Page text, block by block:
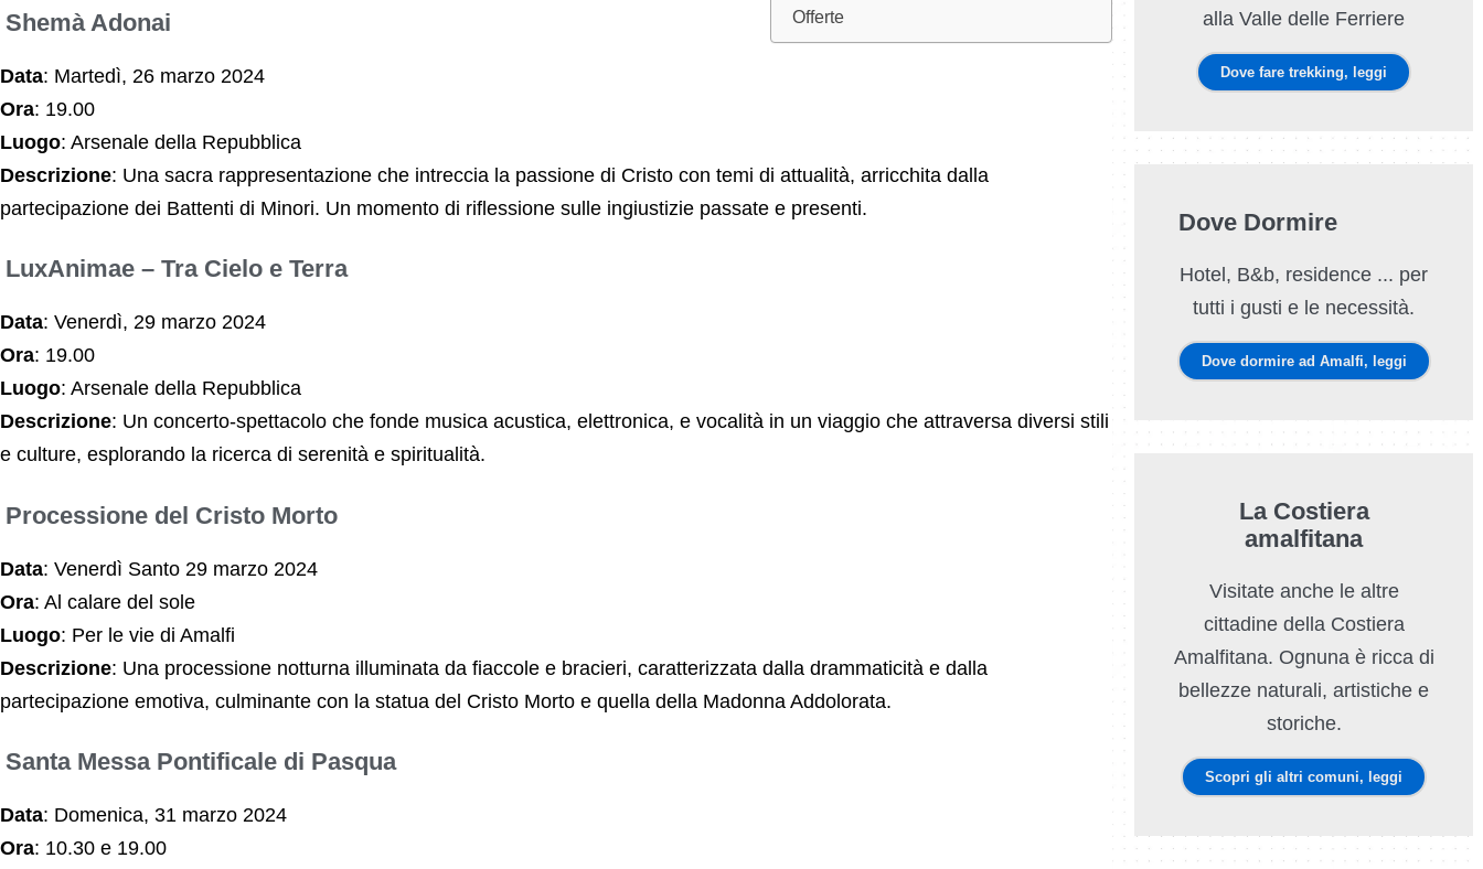
Offerte
Shemà Adonai
Data: Martedì, 26 marzo 2024
Ora: 19.00
Luogo: Arsenale della Repubblica
Descrizione: Una sacra rappresentazione che intreccia la passione di Cristo con temi di attualità, arricchita dalla
partecipazione dei Battenti di Minori. Un momento di riflessione sulle ingiustizie passate e presenti.
LuxAnimae – Tra Cielo e Terra
Data: Venerdì, 29 marzo 2024
Ora: 19.00
Luogo: Arsenale della Repubblica
Descrizione: Un concerto-spettacolo che fonde musica acustica, elettronica, e vocalità in un viaggio che attraversa diversi stili
e culture, esplorando la ricerca di serenità e spiritualità.
Processione del Cristo Morto
Data: Venerdì Santo 29 marzo 2024
Ora: Al calare del sole
Luogo: Per le vie di Amalfi
Descrizione: Una processione notturna illuminata da fiaccole e bracieri, caratterizzata dalla drammaticità e dalla
partecipazione emotiva, culminante con la statua del Cristo Morto e quella della Madonna Addolorata.
Santa Messa Pontificale di Pasqua
Data: Domenica, 31 marzo 2024
Ora: 10.30 e 19.00
alla Valle delle Ferriere
Dove fare trekking, leggi
Dove Dormire
Hotel, B&b, residence ... per
tutti i gusti e le necessità.
Dove dormire ad Amalfi, leggi
La Costiera
amalfitana
Visitate anche le altre
cittadine della Costiera
Amalfitana. Ognuna è ricca di
bellezze naturali, artistiche e
storiche.
Scopri gli altri comuni, leggi